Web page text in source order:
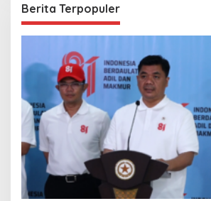
Berita Terpopuler